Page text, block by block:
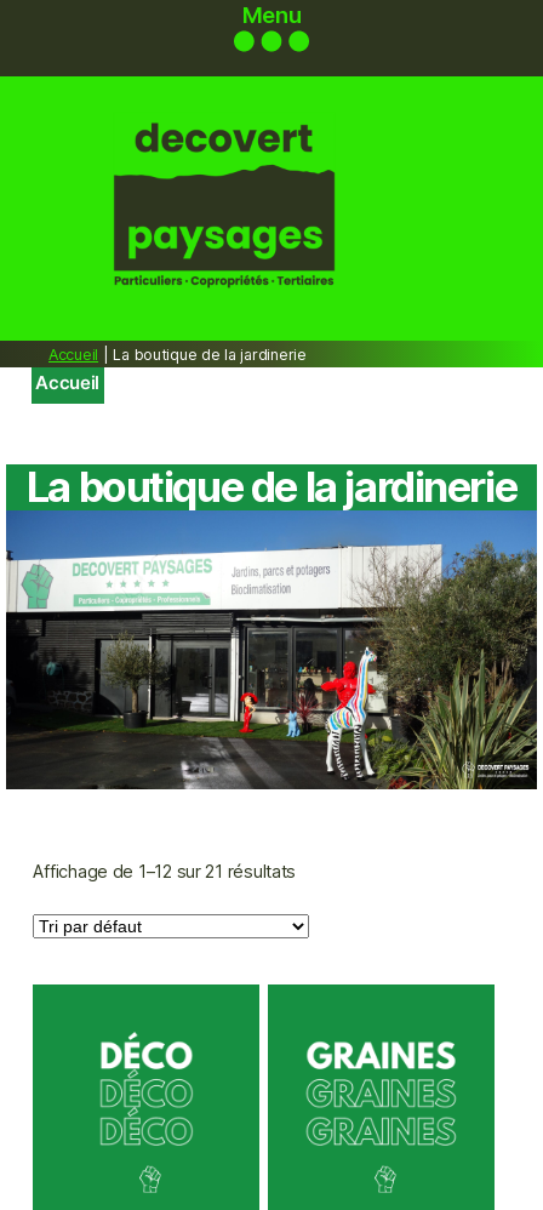
Menu
Accueil |La boutique de la jardinerie
Accueil
La boutique de la jardinerie
Affichage de 1–12 sur 21 résultats